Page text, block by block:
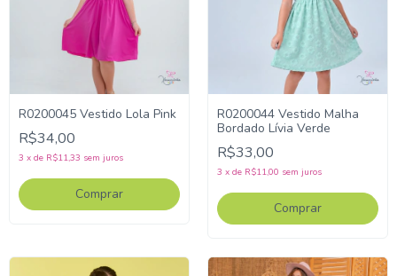
R0200045 Vestido Lola Pink
R$34,00
3 x de R$11,33 sem juros
Comprar
R0200044 Vestido Malha
Bordado Lívia Verde
R$33,00
3 x de R$11,00 sem juros
Comprar